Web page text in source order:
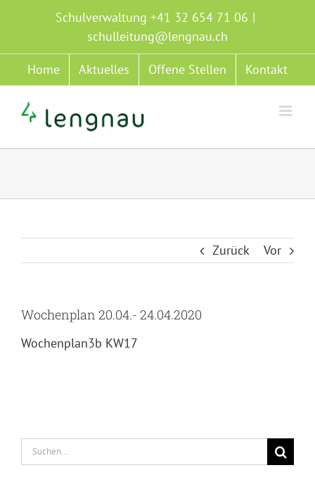
springen
Schulverwaltung +41 32 654 71 06 |
schulleitung@lengnau.ch
Home Aktuelles Offene Stellen Kontakt
Zurück Vor
Wochenplan 20.04.- 24.04.2020
Wochenplan3b KW17
Suche
nach: